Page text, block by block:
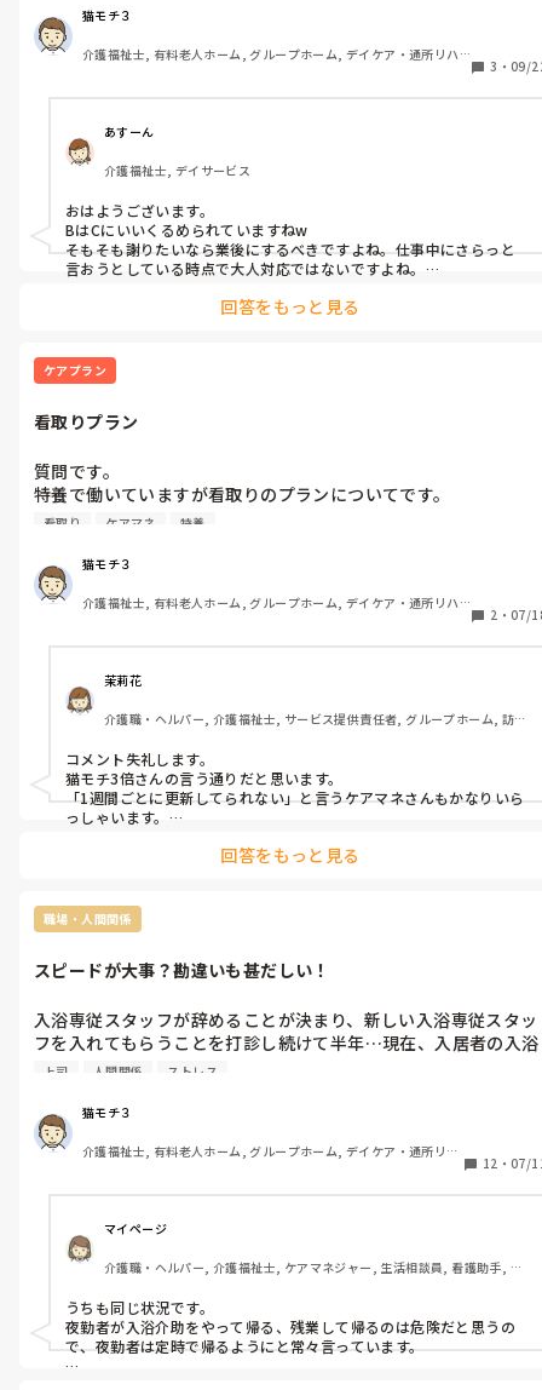
この言葉を真に受けて、間に入ったＣが『謝ろうと歩み寄ってく
れてるのに無視は良くないよ！』と言われるとモヤッとする。
まず無視はしていないし、ただ聞こえていないだけだと思う。忙
しく業務をしている時には聞こえないこともあると思う。しかし
それに対してＣは『揉め事があった直後なんだし、普段よりも耳
を傾けなきゃ。』と言われることが多い。
いやいや、聞こえてないんだから仕方なくない？？忙しくしてる
これを聞くと正直Ｂは謝る気はないんだろうなって思える。ただ
周りに対して自分の印象を『率先して謝ろうとする良い人』にし
たいだけなんだろうなって。
見ますし、忙しくしてるなら声を掛けて気付いてないなら『無視
Ｂは善意を見せてるように思えるが、フタを開けてみると悪意が
そしてこの場合は第三者のＣが気付かずにＡを責めて追い込んで
ら改めた方がいいよ！』など無自覚にＡを追い込んでいる。
この手の話は日常生活でも似たようなケースを聞くことがありま
意の中に潜んでいる悪意』に気付かずにＡを追い込んでいないか
今一度自分を見つめ直して欲しいと思う。
そしてＣはＢに対して『無視したんじゃなくて聞こえなかったの
いと思います。
長文になってしまいましたm(_ _)m
猫モチ３
介護福祉士, 有料老人ホーム, グループホーム, デイケア・通所リハ,
3 ・ 09/
あすーん
介護福祉士, デイサービス
おはようございます。
BはCにいいくるめられていますねw
そもそも謝りたいなら業後にするべきですよね。仕事中にさらっと
言おうとしている時点で大人対応ではないですよね。
仕事中は仕事に集中したいからBが私と話したいのであれば業後にし
回答をもっと見る
ケアプラン
看取りプラン
質問です。
特養で働いていますが看取りのプランについてです。
自分の認識では看取りプランの短期目標は1週間または適時変更
わったんでしょうか？
先日亡くなった方の看取りプランの短期目標が１ヶ月の期間にな
っており、それまでの他の看取りの方には1週間毎にだったので
何枚かあったのですが、今回の方は１ヶ月弱看取りがありました
が1枚だけでした。家族控えも要らないと言われたのですが看取
りプランも家族への控えはいるんじゃないんですか？
これからケアマネ目指そうと思っているのでどうなんだろうと疑
看取り ケアマネ 特養
猫モチ３
介護福祉士, 有料老人ホーム, グループホーム, デイケア・通所リハ,
2 ・ 07/
茉莉花
介護職・ヘルパー, 介護福祉士, サービス提供責任者, グループホーム, 訪問
コメント失礼します。
猫モチ3倍さんの言う通りだと思います。
「1週間ごとに更新してられない」と言うケアマネさんもかなりいら
っしゃいます。
いると良いと思います。回答をもっと見る
職場・人間関係
スピードが大事？勘違いも甚だしい！
入浴専従スタッフが辞めることが決まり、新しい入浴専従スタッ
フを入れてもらうことを打診し続けて半年…現在、入居者の入浴
は週に１回～１０日に１回の状態。
めて現状が不味い事だと認識。
これまで現場も人手不足で休日出勤や残業が多々あったにも関わ
らず打ち出した対策が夜勤者が残業して入浴を行う…
元々夜勤者は交代で休憩を取るシステムも無い為、休憩も取れず
に朝を迎えている。そこに強制的に毎日２時間残業して入浴を回
すようにと決められる。
しかもそれの決め方が各階の中から管理者が選んだ１名ずつ(４
ロアの為４名)と管理者の５名で話し合って、その場で決めたと
管理者は｢各フロアの代表者に話し合ってもらい『やる』と決め
たんだから全員の総意で決めたことになる！｣と言い強制的にス
タートした。
上司 人間関係 ストレス
猫モチ３
介護福祉士, 有料老人ホーム, グループホーム, デイケア・通所リ
12 ・ 07/
マイページ
介護職・ヘルパー, 介護福祉士, ケアマネジャー, 生活相談員, 看護助手, 有
うちも同じ状況です。
夜勤者が入浴介助をやって帰る、残業して帰るのは危険だと思うの
で、夜勤者は定時で帰るようにと常々言っています。